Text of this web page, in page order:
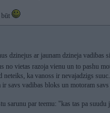
dzinejus ar jaunam dzineja vadibas
no vietas razoja vienu un to pashu
neteiks, ka vanoss ir nevajadzigs
savs vadibas bloks un motoram
sarunu par teemu: "kas tas pa suudu